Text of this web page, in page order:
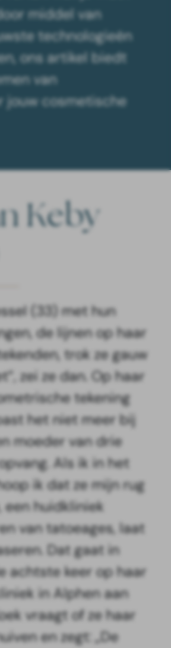
middel van
technologieën
ons artikel biedt
van
jouw cosmetische
Keby
(33) met hun
de lijnen op haar
trok ze gauw
zei ze dan. Op haar
tekening
het niet meer bij
moeder van drie
Als ik in het
ik dat ze mijn rug
een huidkliniek
van tatoeages, laat
Dat gaat in
achtste keer op haar
in Alphen aan
vraagt of ze haar
en zegt: „De